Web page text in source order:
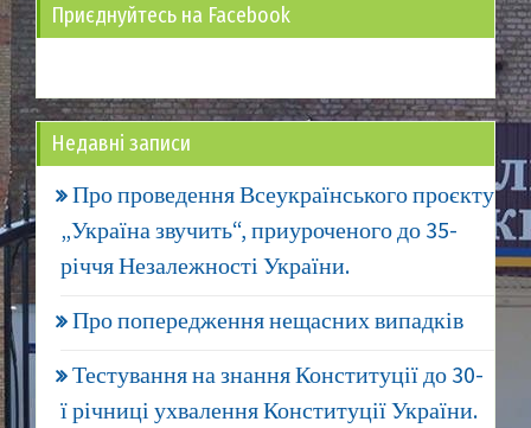
Приєднуйтесь на Facebook
Недавні записи
Про проведення Всеукраїнського проєкту
„Україна звучить“, приуроченого до 35-
річчя Незалежності України.
Про попередження нещасних випадків
Тестування на знання Конституції до 30-
ї річниці ухвалення Конституції України.